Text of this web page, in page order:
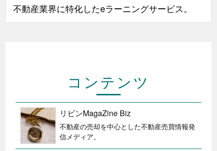
不動産業界に特化したeラーニングサービス。
コンテンツ
リビンMagaZine Biz
不動産の売却を中心とした不動産売買情報発
信メディア。